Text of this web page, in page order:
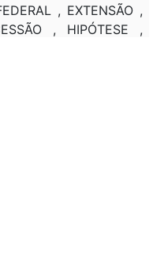
, EXTENSÃO ,
, HIPÓTESE ,